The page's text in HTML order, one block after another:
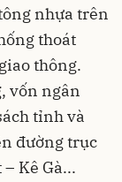
nhựa trên
thoát
thông.
vốn ngân
tỉnh và
đường trục
Kê Gà...